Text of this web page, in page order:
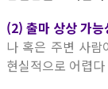
(2) 출마 상상 가능
나 혹은 주변 사
현실적으로 어렵